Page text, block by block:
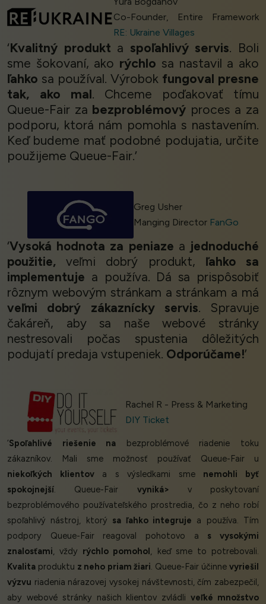
Co-Founder, Entire Framework
RE: Ukraine Villages
‘Kvalitný produkt a spoľahlivý servis. Boli
sme šokovaní, ako rýchlo sa nastavil a ako
ľahko sa používal. Výrobok fungoval presne
tak, ako mal. Chceme poďakovať tímu
Queue-Fair za bezproblémový proces a za
podporu, ktorá nám pomohla s nastavením.
Keď budeme mať podobné podujatia, určite
použijeme Queue-Fair.’
Greg Usher
Manging Director FanGo
‘Vysoká hodnota za peniaze a jednoduché
použitie, veľmi dobrý produkt, ľahko sa
implementuje a používa. Dá sa prispôsobiť
rôznym webovým stránkam a stránkam a má
veľmi dobrý zákaznícky servis. Spravuje
čakáreň, aby sa naše webové stránky
nestresovali počas spustenia dôležitých
podujatí predaja vstupeniek. Odporúčame!’
Rachel R - Press & Marketing
DIY Ticket
‘Spoľahlivé riešenie na bezproblémové riadenie toku
zákazníkov. Mali sme možnosť používať Queue-Fair u
niekoľkých klientova s výsledkami sme nemohli byť
spokojnejší. Queue-Fair vyniká> v poskytovaní
bezproblémového používateľského prostredia, čo z neho robí
spoľahlivý nástroj, ktorý sa ľahko integruje a používa. Tím
podpory Queue-Fair reagoval pohotovo a s vysokými
znalosťami, vždy rýchlo pomohol , keď sme to potrebovali.
Kvalita produktu z neho priam žiari. Queue-Fair účinne vyriešil
výzvu riadenia nárazovej vysokej návštevnosti, čím zabezpečil,
aby webové stránky našich klientov zvládliveľké množstvo